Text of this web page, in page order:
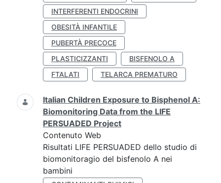
INTERFERENTI ENDOCRINI
OBESITÀ INFANTILE
PUBERTÀ PRECOCE
PLASTICIZZANTI
BISFENOLO A
FTALATI
TELARCA PREMATURO
Italian Children Exposure to Bisphenol A:
Biomonitoring Data from the LIFE
PERSUADED Project
Contenuto Web
Risultati LIFE PERSUADED dello studio di
biomonitoragio del bisfenolo A nei
bambini